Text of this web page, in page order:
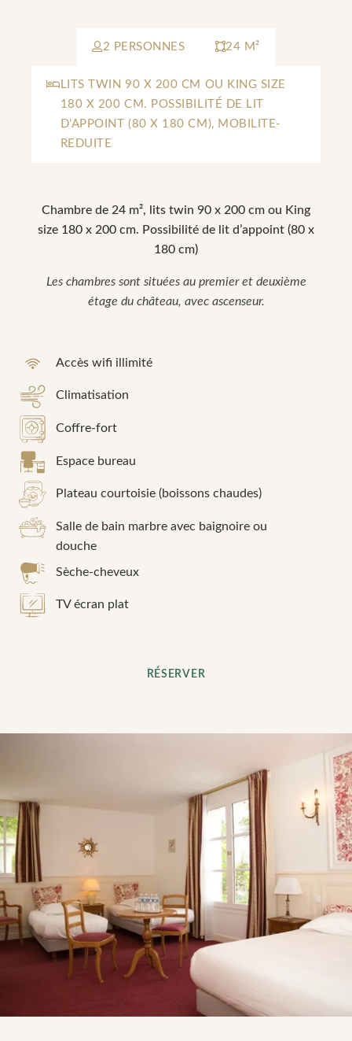
2 PERSONNES 24 M²
LITS TWIN 90 X 200 CM OU KING SIZE
180 X 200 CM. POSSIBILITÉ DE LIT
D’APPOINT (80 X 180 CM), MOBILITE-
REDUITE
Chambre de 24 m², lits twin 90 x 200 cm ou King
size 180 x 200 cm. Possibilité de lit d’appoint (80 x
180 cm)
Les chambres sont situées au premier et deuxième
étage du château, avec ascenseur.
Accès wifi illimité
Climatisation
Coffre-fort
Espace bureau
Plateau courtoisie (boissons chaudes)
Salle de bain marbre avec baignoire ou
douche
Sèche-cheveux
TV écran plat
RÉSERVER